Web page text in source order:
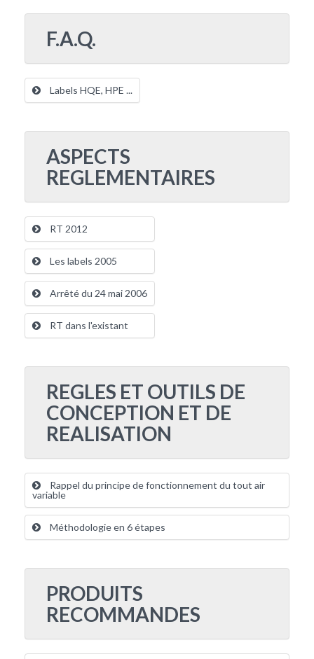
F.A.Q.
Labels HQE, HPE ...
ASPECTS
REGLEMENTAIRES
RT 2012
Les labels 2005
Arrêté du 24 mai 2006
RT dans l'existant
REGLES ET OUTILS DE
CONCEPTION ET DE
REALISATION
Rappel du principe de fonctionnement du tout air
variable
Méthodologie en 6 étapes
PRODUITS
RECOMMANDES